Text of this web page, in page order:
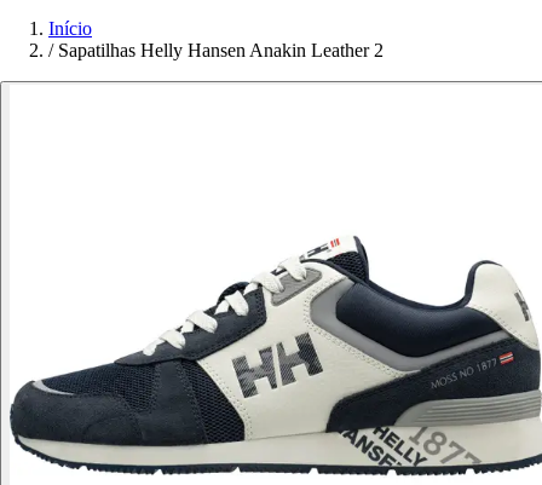
Início
/ Sapatilhas Helly Hansen Anakin Leather 2